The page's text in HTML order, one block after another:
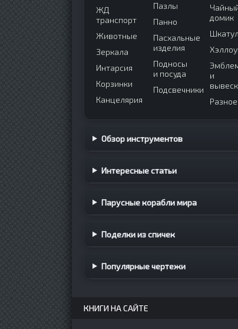
ЖД
транспорт
Животные
Зеркала
Интарсия
Корзинки
Канцелярия
Пазлы
Панно
Пасхальные
изделия
Подносы
и посуда
Подсвечники
домик
и
Разное
Обзор инструментов
Интересные статьи
Парусные корабли мира
Поделки из спичек
Популярные чертежи
КНИГИ НА САЙТЕ